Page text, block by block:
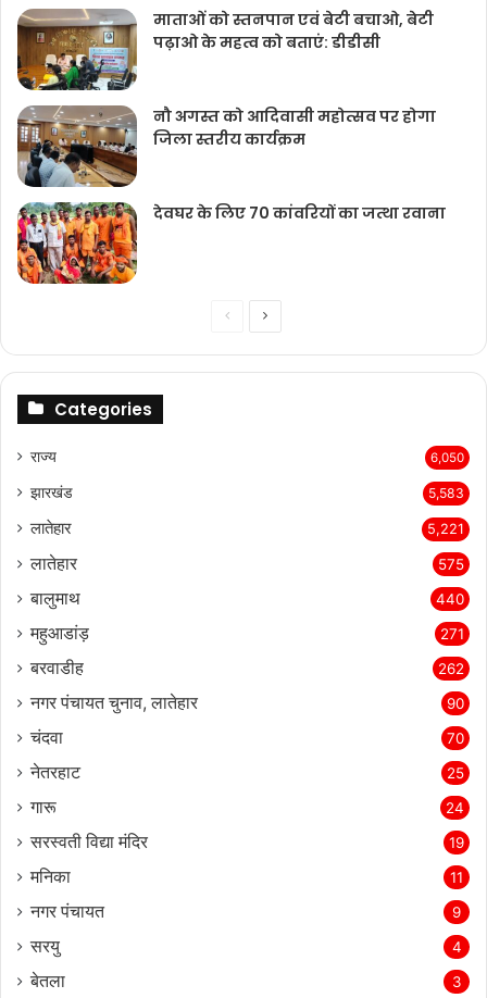
माताओं को स्तनपान एवं बेटी बचाओ, बेटी
पढ़ाओ के महत्व को बताएं: डीडीसी
नौ अगस्त को आदिवासी महोत्सव पर होगा
जिला स्तरीय कार्यक्रम
देवघर के लिए 70 कांवरियों का जत्था रवाना
PreviousNext
Categories
राज्‍य 6,050
झारखंड 5,583
लातेहार 5,221
लातेहार 575
बालुमाथ 440
महुआडांड़ 271
बरवाडीह 262
नगर पंचायत चुनाव, लातेहार 90
चंदवा 70
नेतरहाट 25
गारू 24
सरस्‍वती विद्या मंदिर 19
मनिका 11
नगर पंचायत 9
सरयु 4
बेतला 3